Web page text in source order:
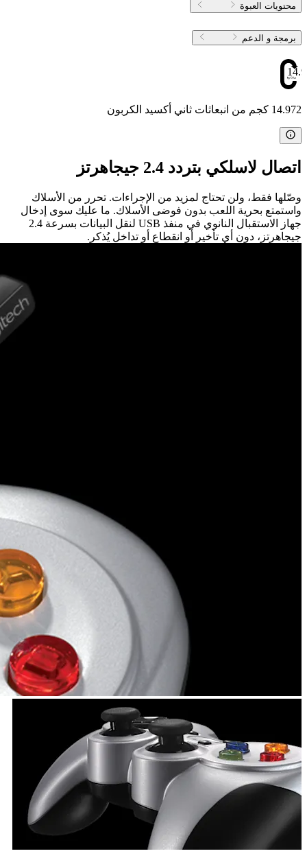
محتويات العبوة
برمجة و الدعم
14.972 كجم من انبعاثات ثاني أكسيد الكربون
اتصال لاسلكي بتردد 2.4 جيجاهرتز
وصّلها فقط، ولن تحتاج لمزيد من الإجراءات. تحرر من الأسلاك
واستمتع بحرية اللعب بدون فوضى الأسلاك. ما عليك سوى إدخال
جهاز الاستقبال النانوي في منفذ USB لنقل البيانات بسرعة 2.4
جيجاهرتز، دون أي تأخير أو انقطاع أو تداخل يُذكر.